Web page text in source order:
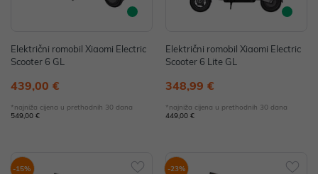
Električni romobil Xiaomi Electric
Scooter 6 GL
439,00 €
*najniža cijena u prethodnih 30 dana
549,00 €
Električni romobil Xiaomi Electric
Scooter 6 Lite GL
348,99 €
*najniža cijena u prethodnih 30 dana
449,00 €
-15% -23%